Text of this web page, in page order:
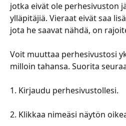
jotka eivät ole perhesivuston
ylläpitäjiä. Vieraat eivät saa
jota he saavat nähdä, on
​​​​​​​​​​Voit muuttaa perhesivustosi
milloin tahansa. Suorita
​​​​​​​​​​​​​1. Kirjaudu perhesivustollesi.
​​​​​​​​​​2. Klikkaa nimeäsi näytön